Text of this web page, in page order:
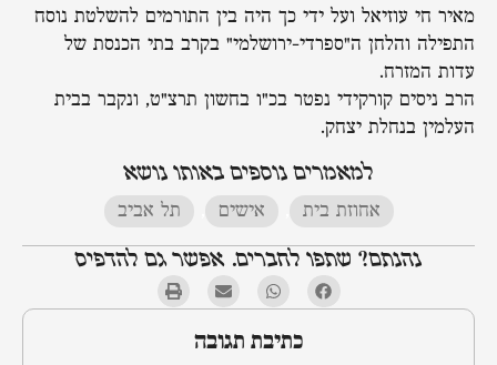
מאיר חי עוזיאל ועל ידי כך היה בין התורמים להשלטת נוסח
התפילה והלחן ה"ספרדי-ירושלמי" בקרב בתי הכנסת של
עדות המזרח.
הרב ניסים קורקידי נפטר בכ"ו בחשון תרצ"ט, ונקבר בבית
העלמין בנחלת יצחק.
למאמרים נוספים באותו נושא
אחוזת בית אישים תל אביב
נהנתם? שתפו לחברים. אפשר גם להדפיס
כתיבת תגובה